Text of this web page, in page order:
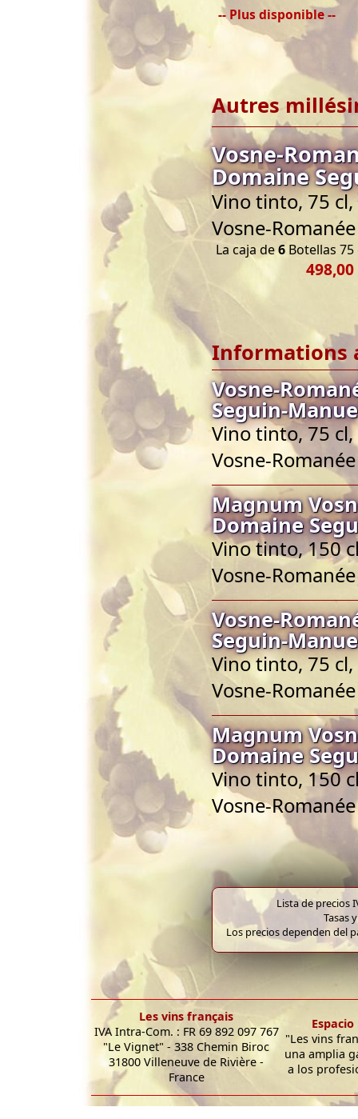
-- Plus disponible --
Autres
Vosne-
Domaine
Vino tinto, 75
Vosne-Romanée
La caja de6 Botellas 75
498,00
Informations
Vosne-
Seguin-
Vino tinto, 75
Vosne-Romanée
Magnum
Domaine
Vino tinto, 150
Vosne-Romanée
Vosne-
Seguin-
Vino tinto, 75
Vosne-Romanée
Magnum
Domaine
Vino tinto, 150
Vosne-Romanée
Lista de precios
Tasas
Los precios dependen del
Les vins français
IVA Intra-Com. : FR 69 892 097 767
"Le Vignet" - 338 Chemin Biroc
31800 Villeneuve de Rivière -
France
"Les vins
una amplia
a los